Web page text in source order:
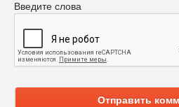
Введите слова
Отправить